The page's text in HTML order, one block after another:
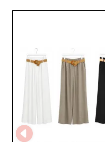
responder a sus
Al colaborar con
española, accede
dinámico y a
que conquistarán
Aproveche las
por mayor en